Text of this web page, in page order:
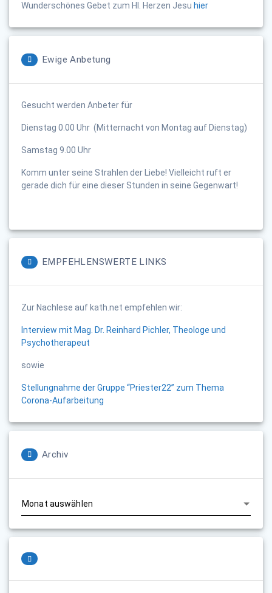
Wunderschönes Gebet zum Hl. Herzen Jesu hier
Ewige Anbetung
Gesucht werden Anbeter für
Dienstag 0.00 Uhr (Mitternacht von Montag auf Dienstag)
Samstag 9.00 Uhr
Komm unter seine Strahlen der Liebe! Vielleicht ruft er
gerade dich für eine dieser Stunden in seine Gegenwart!
EMPFEHLENSWERTE LINKS
Zur Nachlese auf kath.net empfehlen wir:
Interview mit Mag. Dr. Reinhard Pichler, Theologe und
Psychotherapeut
sowie
Stellungnahme der Gruppe “Priester22” zum Thema
Corona-Aufarbeitung
Archiv